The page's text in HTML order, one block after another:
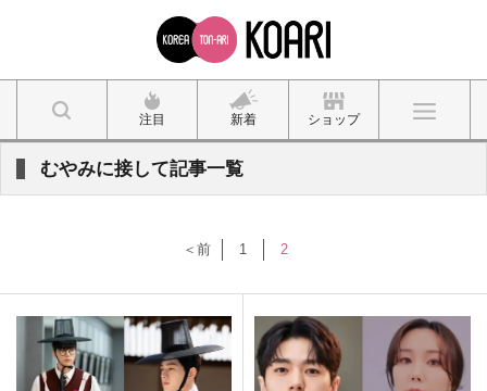
注目 新着 ショップ
むやみに接して記事一覧
＜前 1 2